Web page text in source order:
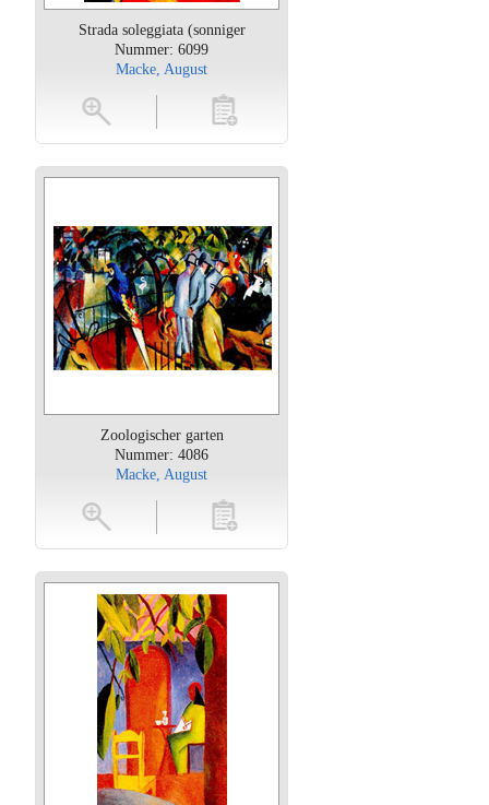
Strada soleggiata (sonniger
Nummer: 6099
Macke, August
toevoegen
Zoologischer garten
Nummer: 4086
Macke, August
toevoegen